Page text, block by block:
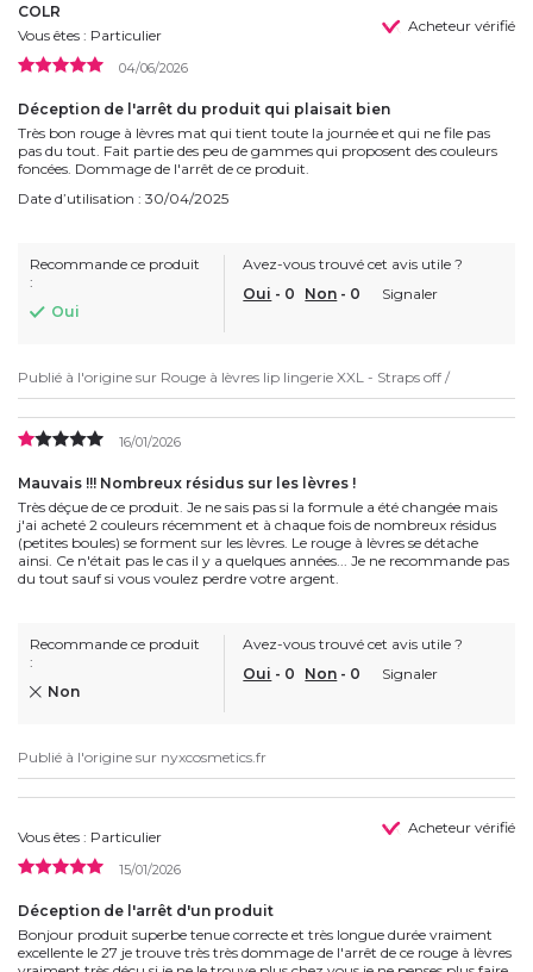
COLR
Vous êtes : Particulier
Acheteur vérifié
04/06/2026
Déception de l'arrêt du produit qui plaisait bien
Très bon rouge à lèvres mat qui tient toute la journée et qui ne file pas
pas du tout. Fait partie des peu de gammes qui proposent des couleurs
foncées. Dommage de l'arrêt de ce produit.
Date d’utilisation : 30/04/2025
Recommande ce produit
:
Oui
Avez-vous trouvé cet avis utile ?
Oui - 0 Non - 0 Signaler
Publié à l'origine sur Rouge à lèvres lip lingerie XXL - Straps off /
16/01/2026
Mauvais !!! Nombreux résidus sur les lèvres !
Très déçue de ce produit. Je ne sais pas si la formule a été changée mais
j'ai acheté 2 couleurs récemment et à chaque fois de nombreux résidus
(petites boules) se forment sur les lèvres. Le rouge à lèvres se détache
ainsi. Ce n'était pas le cas il y a quelques années... Je ne recommande pas
du tout sauf si vous voulez perdre votre argent.
Recommande ce produit
:
Non
Avez-vous trouvé cet avis utile ?
Oui - 0 Non - 0 Signaler
Publié à l'origine sur nyxcosmetics.fr
Vous êtes : Particulier Acheteur vérifié
15/01/2026
Déception de l'arrêt d'un produit
Bonjour produit superbe tenue correcte et très longue durée vraiment
excellente le 27 je trouve très très dommage de l'arrêt de ce rouge à lèvres